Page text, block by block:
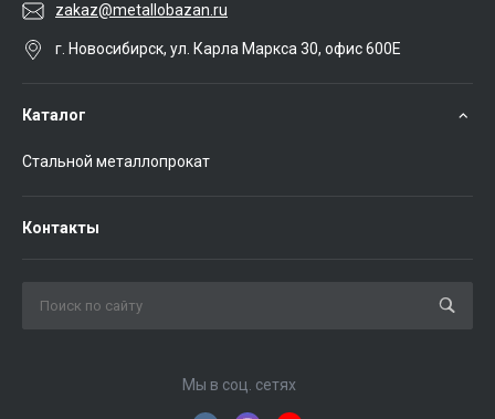
zakaz@metallobazan.ru
г. Новосибирск, ул. Карла Маркса 30, офис 600Е
Каталог
Стальной металлопрокат
Контакты
Мы в соц. сетях